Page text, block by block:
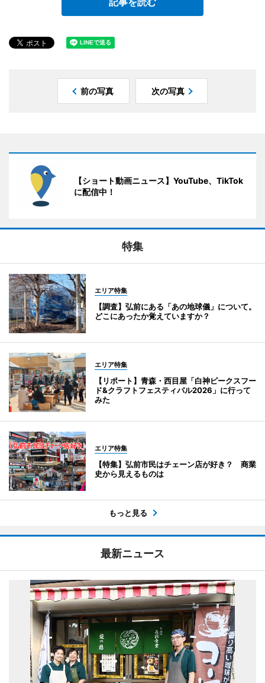
前の写真 次の写真
【ショート動画ニュース】YouTube、TikTok
に配信中！
特集
エリア特集
【調査】弘前にある「あの地球儀」について。
どこにあったか覚えていますか？
エリア特集
【リポート】青森・西目屋「白神ピークスフー
ド&クラフトフェスティバル2026」に行って
みた
エリア特集
【特集】弘前市民はチェーン店が好き？ 商業
史から見えるものは
もっと見る
最新ニュース